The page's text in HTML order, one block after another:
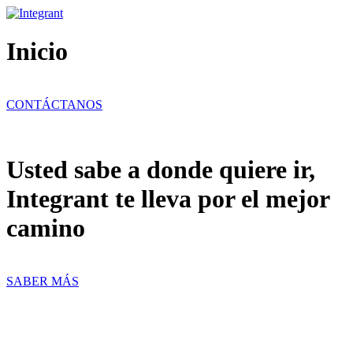
Ir
contenido
Inicio
CONTÁCTANOS
Usted sabe a donde quiere ir,
Integrant te lleva por el mejor
camino
SABER MÁS